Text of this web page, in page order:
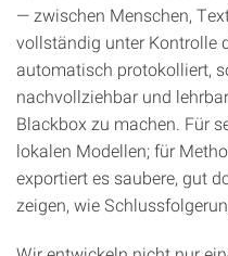
— zwischen Menschen,
vollständig unter Kontrolle
automatisch protokolliert,
nachvollziehbar und
Blackbox zu machen. Für
lokalen Modellen; für
exportiert es saubere, gut
zeigen, wie